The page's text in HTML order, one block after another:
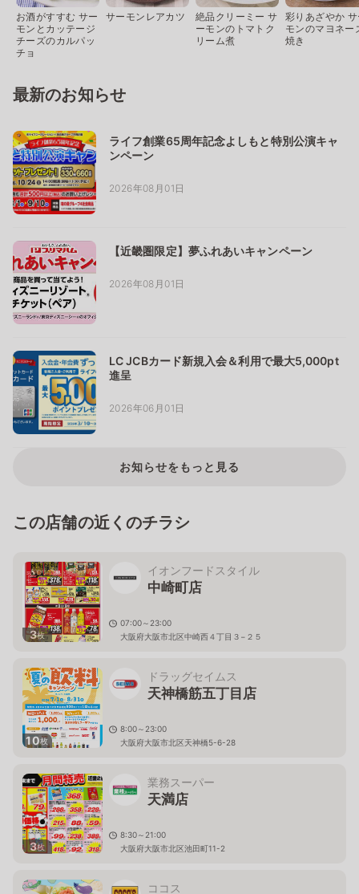
お酒がすすむ サー
モンとカッテージ
チーズのカルパッ
チョ
サーモンレアカツ
絶品クリーミー サ
ーモンのトマトク
リーム煮
彩りあざやか
モンのマヨネー
焼き
最新のお知らせ
ライフ創業65周年記念よしもと特別公演キャ
ンペーン
2026年08月01日
【近畿圏限定】夢ふれあいキャンペーン
2026年08月01日
LC JCBカード新規入会＆利用で最大5,000pt
進呈
2026年06月01日
お知らせをもっと見る
この店舗の近くのチラシ
3枚
イオンフードスタイル
中崎町店
07:00～23:00
大阪府大阪市北区中崎西４丁目３−２５
10枚
ドラッグセイムス
天神橋筋五丁目店
8:00～23:00
大阪府大阪市北区天神橋5-6-28
3枚
業務スーパー
天満店
8:30～21:00
大阪府大阪市北区池田町11-2
ココス